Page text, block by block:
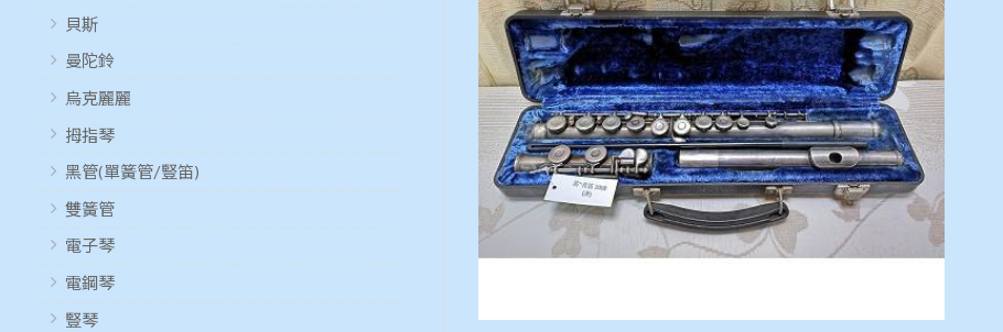
貝斯
曼陀鈴
烏克麗麗
拇指琴
黑管(單簧管/豎笛)
雙簧管
電子琴
電鋼琴
豎琴